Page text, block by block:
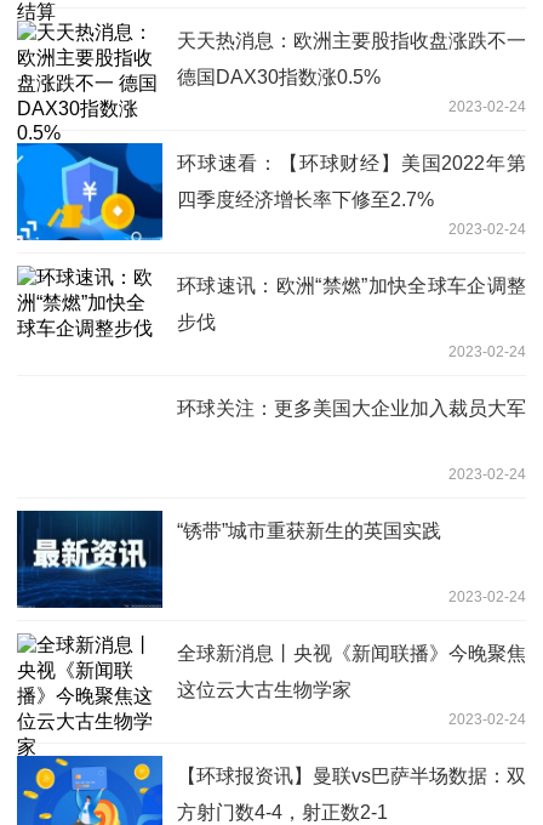
天天热消息：欧洲主要股指收盘涨跌不一
德国DAX30指数涨0.5%
2023-02-24
环球速看：【环球财经】美国2022年第
四季度经济增长率下修至2.7%
2023-02-24
环球速讯：欧洲“禁燃”加快全球车企调整
步伐
2023-02-24
环球关注：更多美国大企业加入裁员大军
2023-02-24
“锈带”城市重获新生的英国实践
2023-02-24
全球新消息丨央视《新闻联播》今晚聚焦
这位云大古生物学家
2023-02-24
【环球报资讯】曼联vs巴萨半场数据：双
方射门数4-4，射正数2-1